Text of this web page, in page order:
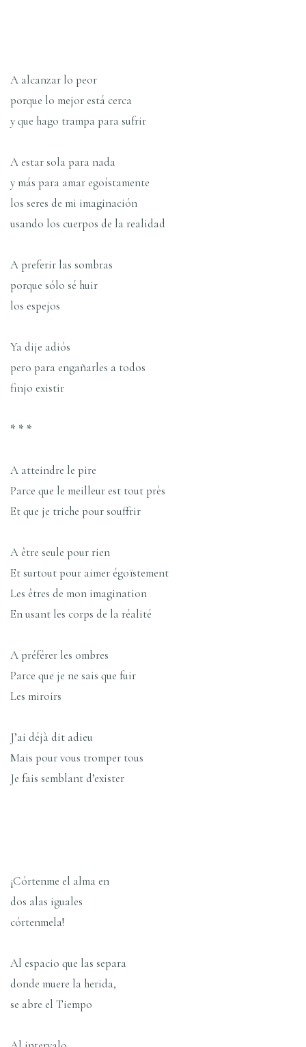
A alcanzar lo peor
porque lo mejor está cerca
y que hago trampa para sufrir
A estar sola para nada
y más para amar egoístamente
los seres de mi imaginación
usando los cuerpos de la realidad
A preferir las sombras
porque sólo sé huir
los espejos
Ya dije adiós
pero para engañarles a todos
finjo existir
* * *
A atteindre le pire
Parce que le meilleur est tout près
Et que je triche pour souffrir
A être seule pour rien
Et surtout pour aimer égoïstement
Les êtres de mon imagination
En usant les corps de la réalité
A préférer les ombres
Parce que je ne sais que fuir
Les miroirs
J’ai déjà dit adieu
Mais pour vous tromper tous
Je fais semblant d’exister
¡Córtenme el alma en
dos alas iguales
córtenmela!
Al espacio que las separa
donde muere la herida,
se abre el Tiempo